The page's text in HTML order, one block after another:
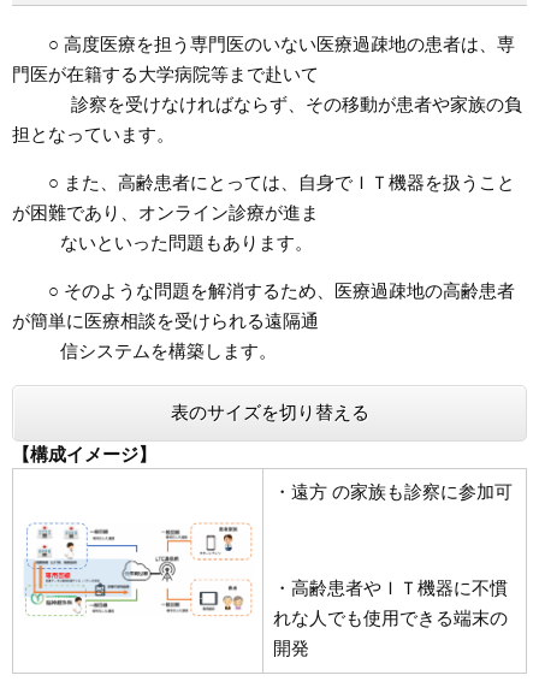
○ 高度医療を担う専門医のいない医療過疎地の患者は、専
門医が在籍する大学病院等まで赴いて
診察を受けなければならず、その移動が患者や家族の負
担となっています。
○ また、高齢患者にとっては、自身でＩＴ機器を扱うこと
が困難であり、オンライン診療が進ま
ないといった問題もあります。
○ そのような問題を解消するため、医療過疎地の高齢患者
が簡単に医療相談を受けられる遠隔通
信システムを構築します。
表のサイズを切り替える
【構成イメージ】
・遠方 の家族も診察に参加可
・高齢患者やＩＴ機器に不慣
れな人でも使用できる端末の
開発